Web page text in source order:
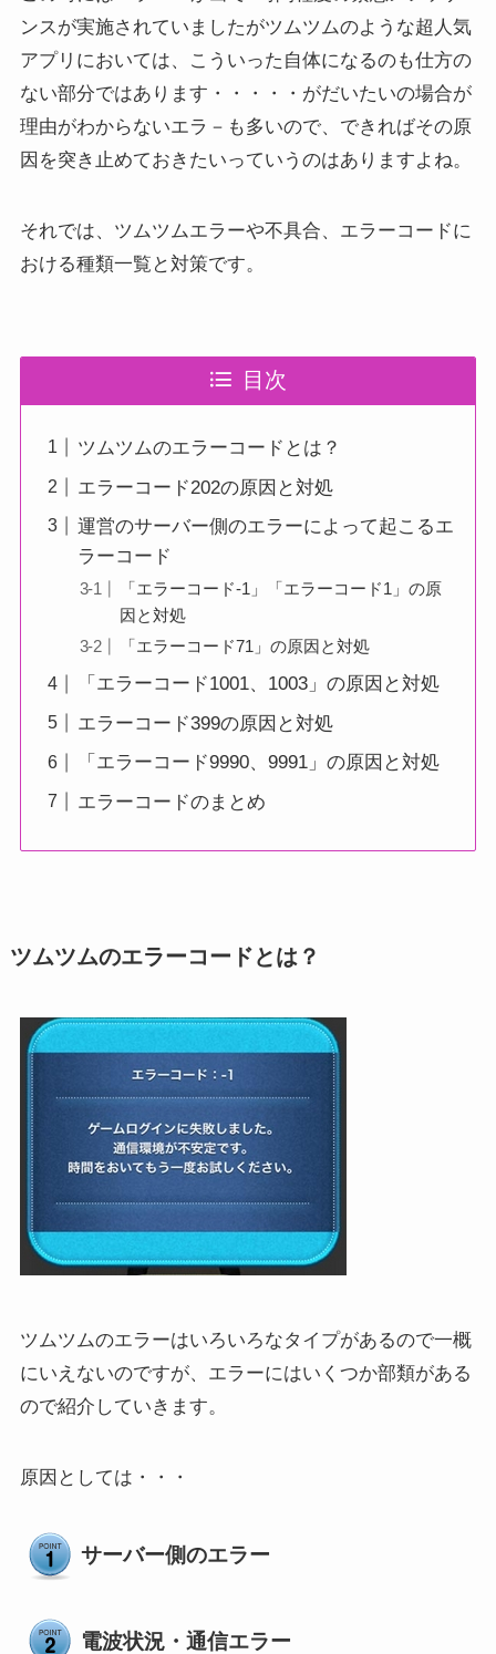
ンスが実施されていましたがツムツムのような超人気
アプリにおいては、こういった自体になるのも仕方の
ない部分ではあります・・・・・がだいたいの場合が
理由がわからないエラ－も多いので、できればその原
因を突き止めておきたいっていうのはありますよね。
それでは、ツムツムエラーや不具合、エラーコードに
おける種類一覧と対策です。
目次
ツムツムのエラーコードとは？
エラーコード202の原因と対処
運営のサーバー側のエラーによって起こるエ
ラーコード
「エラーコード-1」「エラーコード1」の原
因と対処
「エラーコード71」の原因と対処
「エラーコード1001、1003」の原因と対処
エラーコード399の原因と対処
「エラーコード9990、9991」の原因と対処
エラーコードのまとめ
ツムツムのエラーコードとは？
ツムツムのエラーはいろいろなタイプがあるので一概
にいえないのですが、エラーにはいくつか部類がある
ので紹介していきます。
原因としては・・・
サーバー側のエラー
電波状況・通信エラー